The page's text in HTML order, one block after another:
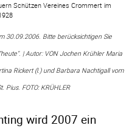
Schützen Vereines Crommert im
30.09.2006. Bitte berücksichtigen Sie
| Autor: VON Jochen Krühler Maria
Rickert (l.) und Barbara Nachtigall vom
FOTO: KRÜHLER
wird 2007 ein